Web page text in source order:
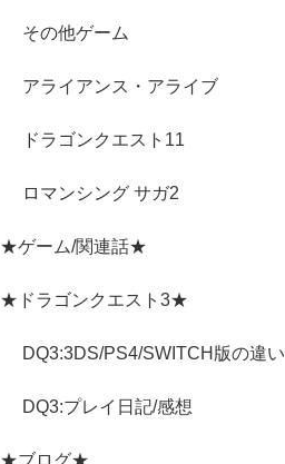
その他ゲーム
アライアンス・アライブ
ドラゴンクエスト11
ロマンシング サガ2
★ゲーム/関連話★
★ドラゴンクエスト3★
DQ3:3DS/PS4/SWITCH版の違い
DQ3:プレイ日記/感想
★ブログ★